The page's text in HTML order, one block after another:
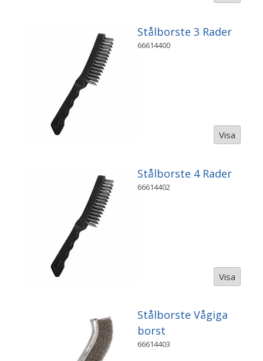
Stålborste 3 Rader
66614400
Visa
Stålborste 4 Rader
66614402
Visa
Stålborste Vågiga
borst
66614403